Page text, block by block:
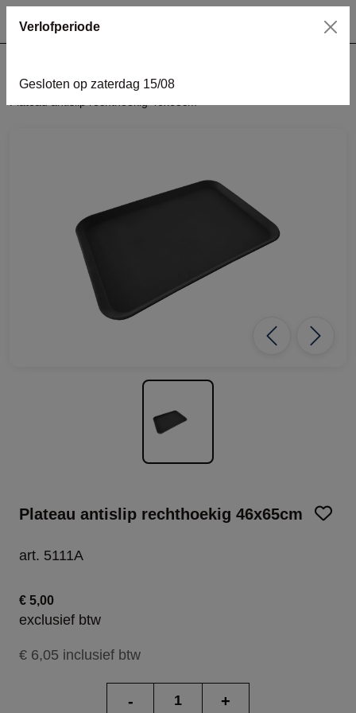
home keukenmateriaal
tools
PreviousNext
Plateau antislip rechthoekig 46x65cm
art. 5111A
€ 5,00
exclusief btw
€ 6,05 inclusief btw
- +
Verlofperiode
Gesloten op zaterdag 15/08